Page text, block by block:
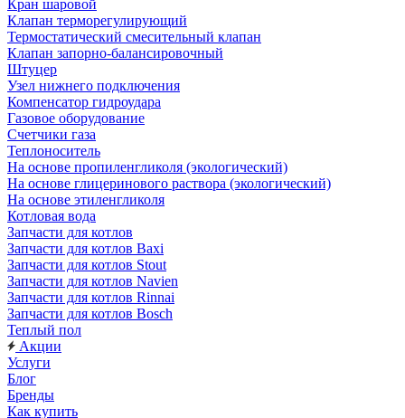
Кран шаровой
Клапан терморегулирующий
Термостатический смесительный клапан
Клапан запорно-балансировочный
Штуцер
Узел нижнего подключения
Компенсатор гидроудара
Газовое оборудование
Счетчики газа
Теплоноситель
На основе пропиленгликоля (экологический)
На основе глицеринового раствора (экологический)
На основе этиленгликоля
Котловая вода
Запчасти для котлов
Запчасти для котлов Baxi
Запчасти для котлов Stout
Запчасти для котлов Navien
Запчасти для котлов Rinnai
Запчасти для котлов Bosch
Теплый пол
Акции
Услуги
Блог
Бренды
Как купить